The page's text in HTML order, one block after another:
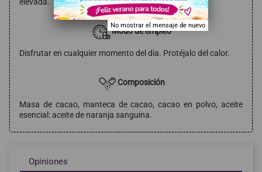
Modo de empleo
Disfrutar en cualquier momento del dia. Protéjalo del calor.
Composición
Masa de cacao, manteca de cacao, cacao en polvo, aceite
esencial: aceite de naranja sanguina.
Opiniones
No mostrar el mensaje de nuevo